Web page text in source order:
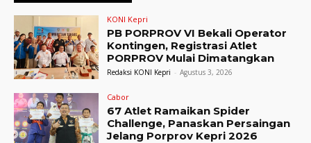
KONI Kepri
PB PORPROV VI Bekali Operator
Kontingen, Registrasi Atlet
PORPROV Mulai Dimatangkan
Redaksi KONI Kepri - Agustus 3, 2026
Cabor
67 Atlet Ramaikan Spider
Challenge, Panaskan Persaingan
Jelang Porprov Kepri 2026